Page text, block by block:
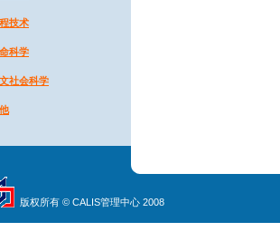
技术
科学
社会科学
版权所有 © CALIS管理中心 2008